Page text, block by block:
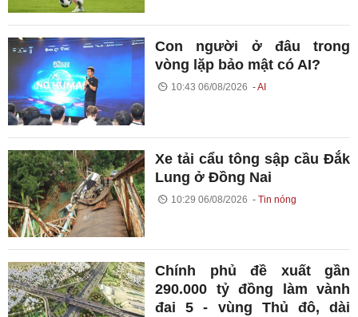
Con người ở đâu trong
vòng lặp bảo mật có AI?
10:43 06/08/2026 AI
Xe tải cẩu tông sập cầu Đắk
Lung ở Đồng Nai
10:29 06/08/2026 Tin nóng
Chính phủ đề xuất gần
290.000 tỷ đồng làm vành
đai 5 - vùng Thủ đô, dài